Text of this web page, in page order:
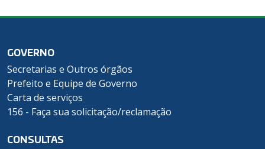
GOVERNO
Secretarias e Outros órgãos
Prefeito e Equipe de Governo
Carta de serviços
156 - Faça sua solicitação/reclamação
CONSULTAS